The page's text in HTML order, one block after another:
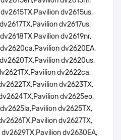
dv2615us,
dv2617us,
dv2619nr,
dv2620EA,
dv2620us,
dv2622ca,
dv2623TX,
dv2625eo,
dv2625TX,
dv2627TX,
dv2630EA,